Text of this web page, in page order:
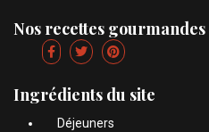
Nos recettes gourmandes
Ingrédients du site
Déjeuners